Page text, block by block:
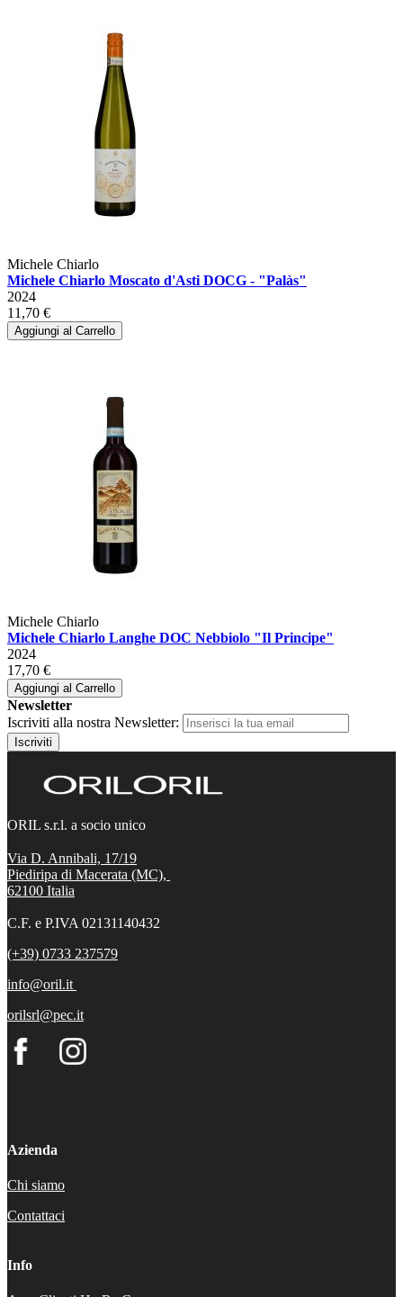
Michele Chiarlo
Michele Chiarlo Moscato d'Asti DOCG - "Palàs"
2024
11,70 €
Aggiungi al Carrello
Michele Chiarlo
Michele Chiarlo Langhe DOC Nebbiolo "Il Principe"
2024
17,70 €
Aggiungi al Carrello
Newsletter
Iscriviti alla nostra Newsletter:
Iscriviti
ORIL s.r.l. a socio unico
Via D. Annibali, 17/19
Piediripa di Macerata (MC),
62100 Italia
C.F. e P.IVA 02131140432
(+39) 0733 237579
info@oril.it
orilsrl@pec.it
Azienda
Chi siamo
Contattaci
Info